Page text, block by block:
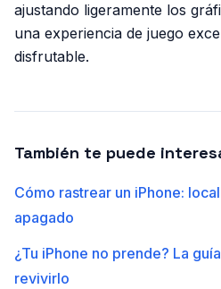
ajustando ligeramente los
una experiencia de juego
disfrutable.
También te puede
Cómo rastrear un iPhone:
apagado
¿Tu iPhone no prende? La
revivirlo